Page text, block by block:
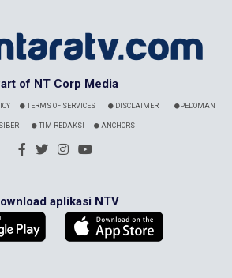
of NT Corp Media
TERMS OF SERVICES DISCLAIMER PEDOMAN
TIM REDAKSI ANCHORS
aplikasi NTV